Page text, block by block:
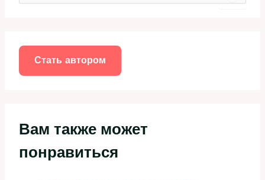
Стать автором
Вам также может
понравиться